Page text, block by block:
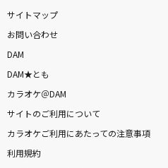
サイトマップ
お問い合わせ
DAM
DAM★とも
カラオケ＠DAM
サイトのご利用について
カラオケご利用にあたっての注意事項
利用規約